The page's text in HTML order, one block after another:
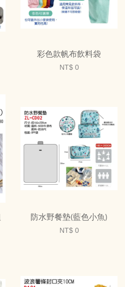
彩色款帆布飲料袋
NT$ 0
防水野餐墊(藍色小魚)
NT$ 0